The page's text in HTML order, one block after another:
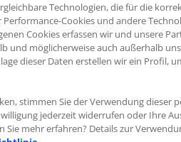
ITscope Guide–OnePress
Technologien, die für die
Cookies und andere
Cookies erfassen wir und unsere
und möglicherweise auch außerhalb
dieser Daten erstellen wir ein Profil,
stimmen Sie der Verwendung dieser
jederzeit widerrufen oder Ihre
Sie mehr erfahren? Details zur